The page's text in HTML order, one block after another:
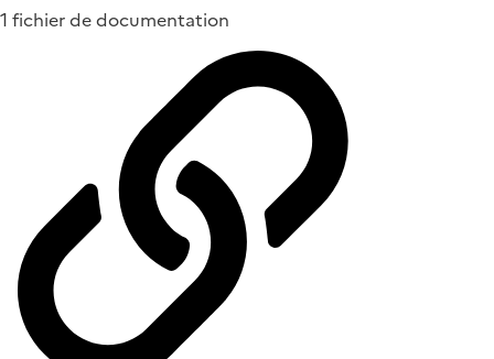
1 fichier de documentation